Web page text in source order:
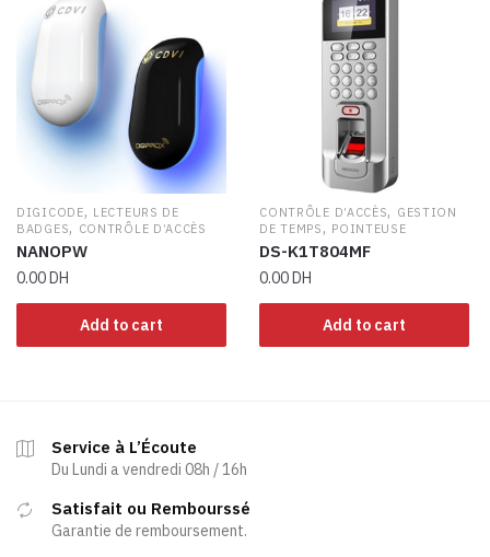
DIGICODE, LECTEURS DE
BADGES, CONTRÔLE D’ACCÈS
NANOPW
0.00DH
Add to cart
CONTRÔLE D’ACCÈS, GESTION
DE TEMPS , POINTEUSE
DS-K1T804MF
0.00DH
Add to cart
Service à L’Écoute
Du Lundi a vendredi 08h / 16h
Satisfait ou Rembourssé
Garantie de remboursement.